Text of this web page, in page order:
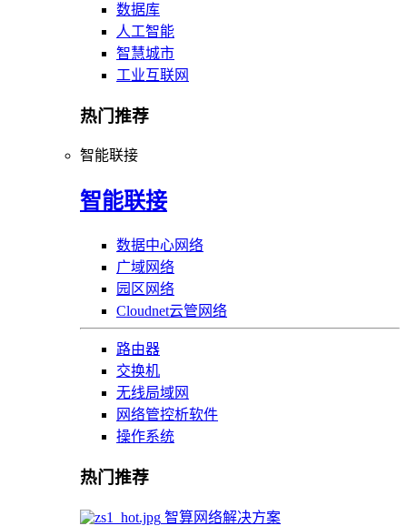
数据库
人工智能
智慧城市
工业互联网
热门推荐
智能联接
智能联接
数据中心网络
广域网络
园区网络
Cloudnet云管网络
路由器
交换机
无线局域网
网络管控析软件
操作系统
热门推荐
智算网络解决方案